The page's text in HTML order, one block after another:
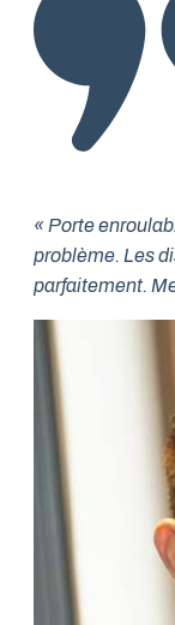
« Porte
problème. Les
parfaitement.